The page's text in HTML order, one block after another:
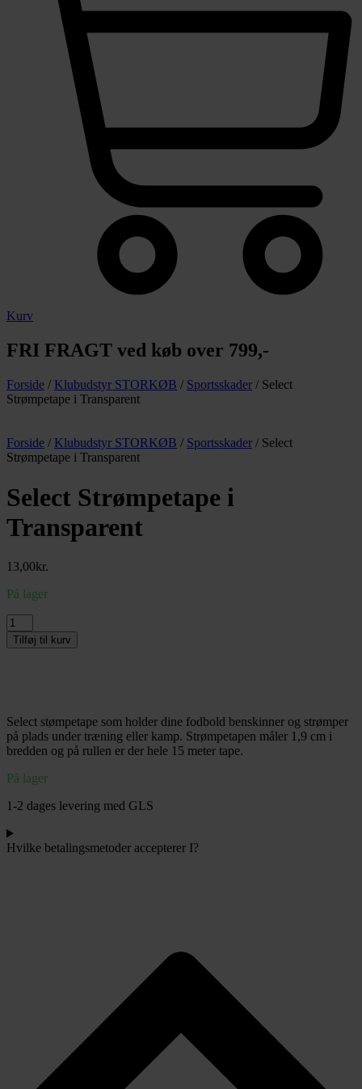
Kurv
FRI FRAGT ved køb over 799,-
Forside / Klubudstyr STORKØB / Sportsskader / Select
Strømpetape i Transparent
Forside / Klubudstyr STORKØB / Sportsskader / Select
Strømpetape i Transparent
Select Strømpetape i
Transparent
13,00kr.
På lager
Select
Strømpetape
i
Tilføj til kurv
Select stømpetape som holder dine fodbold benskinner og strømper
på plads under træning eller kamp. Strømpetapen måler 1,9 cm i
bredden og på rullen er der hele 15 meter tape.
På lager
1-2 dages levering med GLS
Hvilke betalingsmetoder accepterer I?